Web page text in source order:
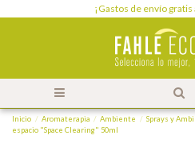
¡Gastos de envío
Inicio Aromaterapia Ambiente Sprays y
espacio "Space Clearing" 50ml